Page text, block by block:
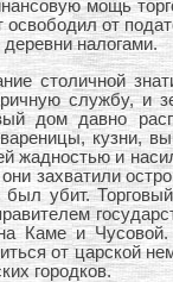
мощь
от
налогами.
столичной
службу, и
дом давно
кузни,
жадностью и
захватили
был убит.
Каме и
от царской
городков.